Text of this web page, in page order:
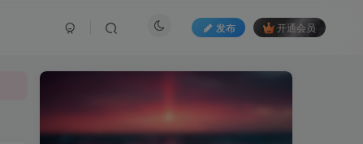
发布 开通会员